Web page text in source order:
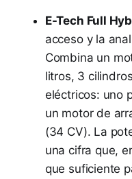
E-Tech Full
acceso y la
Combina un
litros, 3
eléctricos: uno
un motor de
(34 CV). La
una cifra que,
que suficiente